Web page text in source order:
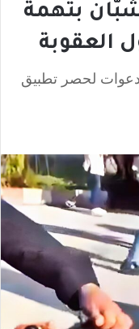
بتهمة
العقوبة
لحصر تطبيق